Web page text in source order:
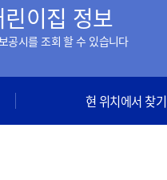
린이집 정보
공시를 조회 할 수 있습니다
현 위치에서 찾기